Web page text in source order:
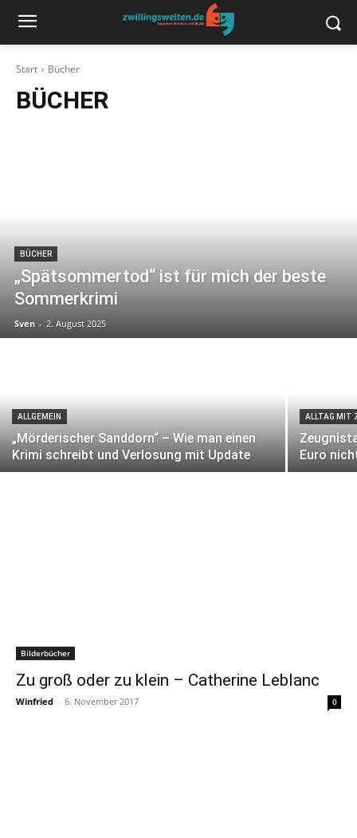
Start Bücher
BÜCHER
BÜCHER
„Spätsommertod“ ist für mich der beste
Sommerkrimi
Sven - 2. August 2025
ALLGEMEIN
„Mörderischer Sanddorn“ – Wie man einen
Krimi schreibt und Verlosung mit Update
ALLTAG MIT
Euro
Bilderbücher
Zu groß oder zu klein – Catherine Leblanc
Winfried - 6. November 2017 0